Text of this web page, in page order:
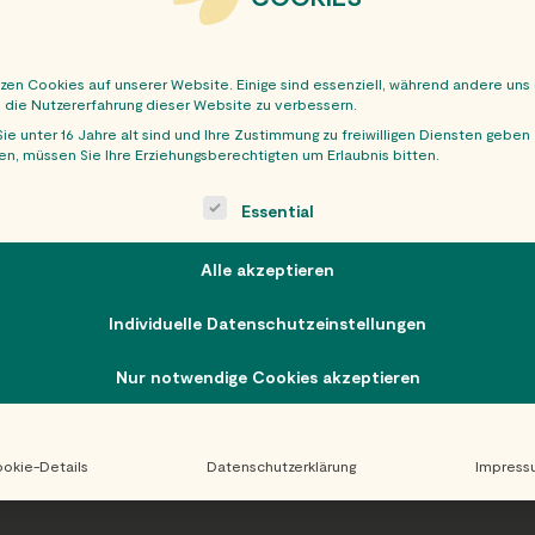
Cookies auf unserer Website. Einige sind essenziell, während andere uns
Nutzererfahrung dieser Website zu verbessern.
unter 16 Jahre alt sind und Ihre Zustimmung zu freiwilligen Diensten geben
müssen Sie Ihre Erziehungsberechtigten um Erlaubnis bitten.
is a list of service groups for which consent can be
Essential
Alle akzeptieren
Individuelle Datenschutzeinstellungen
Nur notwendige Cookies akzeptieren
Details Datenschutzerklärung